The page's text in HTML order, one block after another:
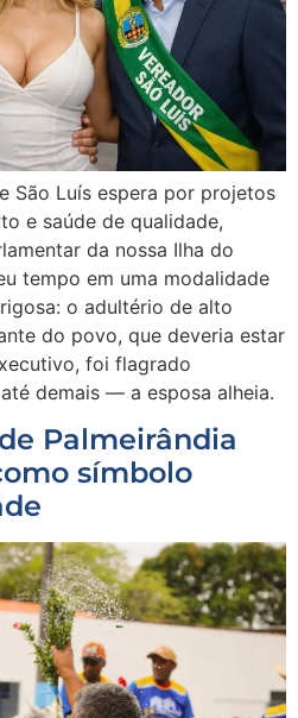
São Luís espera por projetos
e saúde de qualidade,
da nossa Ilha do
tempo em uma modalidade
o adultério de alto
do povo, que deveria estar
foi flagrado
demais — a esposa alheia.
Palmeirândia
símbolo